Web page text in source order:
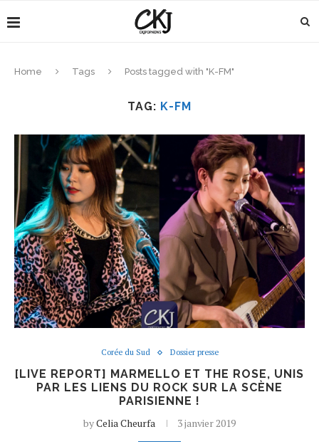
Home Tags Posts tagged with "K-FM"
TAG: K-FM
Corée du Sud Dossier presse
[LIVE REPORT] MARMELLO ET THE ROSE, UNIS
PAR LES LIENS DU ROCK SUR LA SCÈNE
PARISIENNE !
byCelia Cheurfa 3 janvier 2019